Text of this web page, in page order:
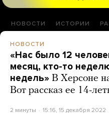
НОВОСТИ ИСТОРИИ
НОВОСТИ
«Нас было 12
месяц, кто-то
недель» В Херсоне
Вот рассказ ее 14-
2 минуты 15:16, 15 декабря 2022